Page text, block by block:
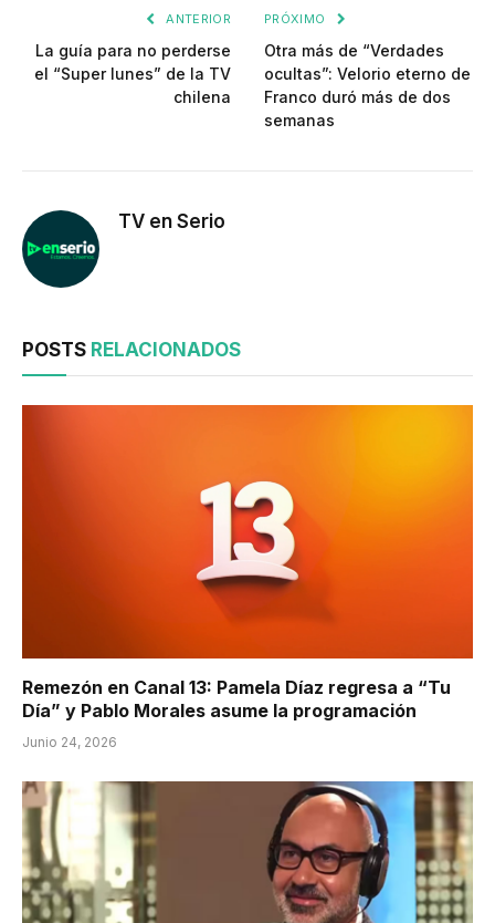
ANTERIOR
La guía para no perderse
el “Super lunes” de la TV
chilena
PRÓXIMO
Otra más de “Verdades
ocultas”: Velorio eterno de
Franco duró más de dos
semanas
TV en Serio
POSTS RELACIONADOS
Remezón en Canal 13: Pamela Díaz regresa a “Tu
Día” y Pablo Morales asume la programación
Junio 24, 2026